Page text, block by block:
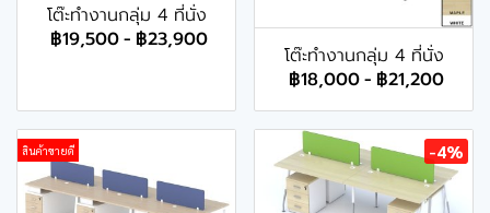
โต๊ะทำงานกลุ่ม 4 ที่นั่ง
฿19,500- ฿23,900
โต๊ะทำงานกลุ่ม 4 ที่นั่ง
฿18,000- ฿21,200
สินค้าขายดี -4%